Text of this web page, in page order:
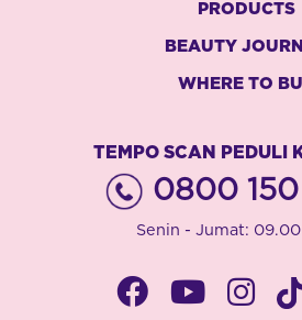
PRODUCTS
BEAUTY
WHERE TO
TEMPO SCAN PEDULI
0800
Senin - Jumat: 09.00